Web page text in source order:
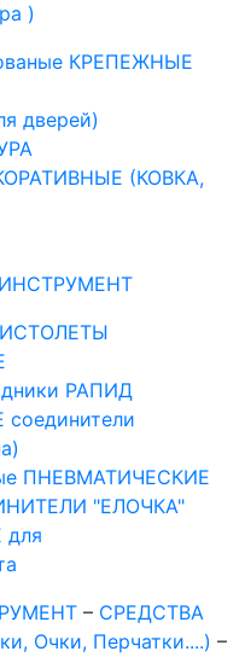
)
КРЕПЕЖНЫЕ
дверей)
(КОВКА,
РАПИД
ПНЕВМАТИЧЕСКИЕ
"ЕЛОЧКА"
– СРЕДСТВА
Очки, Перчатки....) –